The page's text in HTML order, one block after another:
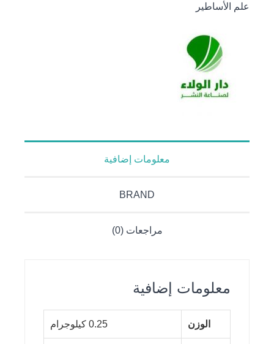
علم الأساطير
معلومات إضافية
BRAND
مراجعات (0)
معلومات إضافية
الوزن 0.25 كيلوجرام